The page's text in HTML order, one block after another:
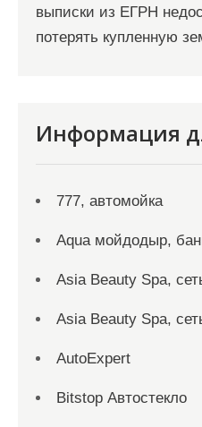
выписки из ЕГРН
потерять купленную
Информация
777, автомойка
Aqua мойдодыр,
Asia Beauty Spa,
Asia Beauty Spa,
AutoExpert
Bitstop Автостекло